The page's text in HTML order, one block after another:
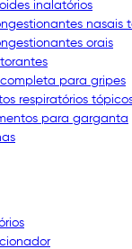
inalatórios
nasais
orais
completa para gripes
respiratórios
para garganta